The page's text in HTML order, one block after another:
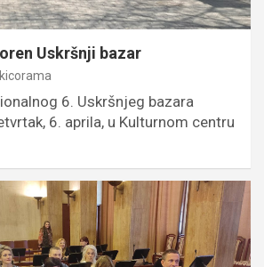
Uskršnji bazar
6. Uskršnjeg bazara
6. aprila, u Kulturnom centru